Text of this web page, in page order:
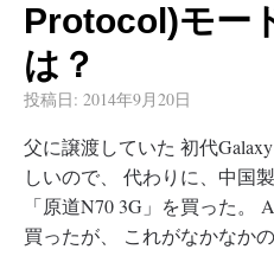
Protocol)モー
は？
投稿日: 2014年9月20日
父に譲渡していた 初代
しいので、 代わりに、中国
「原道N70 3G」を買った。
買ったが、 これがなかなか